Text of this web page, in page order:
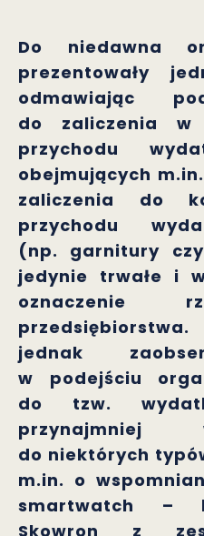
Do niedawna
prezentowały
odmawiając
do zaliczenia w
przychodu
obejmujących
zaliczenia do
przychodu
(np. garnitury
jedynie trwałe i
oznaczenie
jednak
w podejściu
do tzw.
przynajmniej
do niektórych
m.in. o
smartwatch –
Skowron z